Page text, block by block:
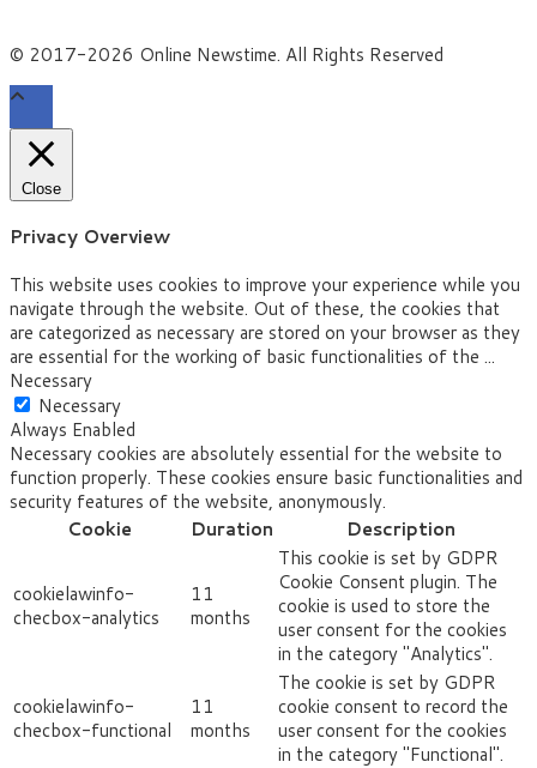
© 2017-2026 Online Newstime. All Rights Reserved
Close
Privacy Overview
This website uses cookies to improve your experience while you
navigate through the website. Out of these, the cookies that
are categorized as necessary are stored on your browser as they
are essential for the working of basic functionalities of the ...
Necessary
Necessary
Always Enabled
Necessary cookies are absolutely essential for the website to
function properly. These cookies ensure basic functionalities and
security features of the website, anonymously.
Cookie
Duration Description
cookielawinfo-
checbox-analytics
11
months
This cookie is set by GDPR
Cookie Consent plugin. The
cookie is used to store the
user consent for the cookies
in the category "Analytics".
cookielawinfo-
checbox-functional
11
months
The cookie is set by GDPR
cookie consent to record the
user consent for the cookies
in the category "Functional".